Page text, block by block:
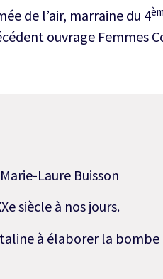
de l’air, marraine du 4
ouvrage Femmes
Laure Buisson
siècle à nos jours.
à élaborer la bombe